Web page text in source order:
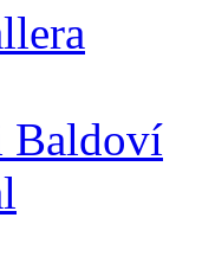
Baldoví